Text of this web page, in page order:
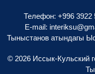
Телефон: +996 3922
E-mail:
Тыныстанов атындагы
© 2026 Иссык-Кульский